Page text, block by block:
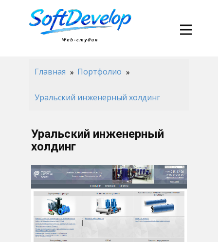
Главная Портфолио
Уральский инженерный холдинг
Уральский инженерный
холдинг